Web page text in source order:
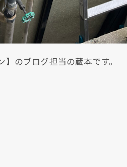
のブログ担当の蔵本です。